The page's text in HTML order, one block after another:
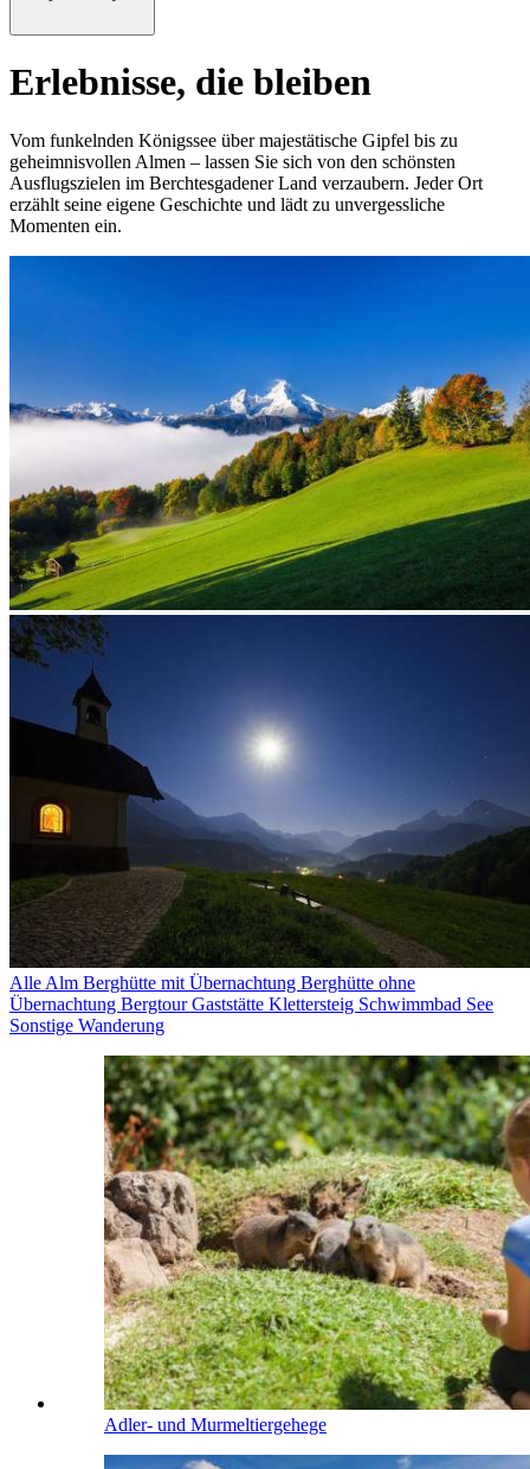
Erlebnisse, die bleiben
Vom funkelnden Königssee über majestätische Gipfel bis zu
geheimnisvollen Almen – lassen Sie sich von den schönsten
Ausflugszielen im Berchtesgadener Land verzaubern. Jeder Ort
erzählt seine eigene Geschichte und lädt zu unvergessliche
Momenten ein.
Alle Alm Berghütte mit Übernachtung Berghütte ohne
Übernachtung BergtourGaststätte Klettersteig Schwimmbad See
Sonstige Wanderung
Adler- und Murmeltiergehege